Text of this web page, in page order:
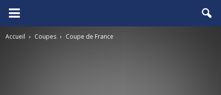
FCGB.net
Accueil Coupes Coupe de France